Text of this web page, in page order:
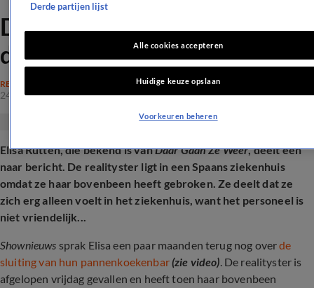
Daar Gaan Ze Weer-Elisa
deelt vervelend bericht
REALITY
24 aug 2025, 12:19
Elisa Rutten, die bekend is vanDaar Gaan Ze Weer, deelt een
naar bericht. De realityster ligt in een Spaans ziekenhuis
omdat ze haar bovenbeen heeft gebroken. Ze deelt dat ze
zich erg alleen voelt in het ziekenhuis, want het personeel is
niet vriendelijk...
Shownieuws sprak Elisa een paar maanden terug nog overde
sluiting van hun pannenkoekenbar(zie video). De realityster is
afgelopen vrijdag gevallen en heeft toen haar bovenbeen
Derde partijen lijst
Alle cookies accepteren
Huidige keuze opslaan
Voorkeuren beheren